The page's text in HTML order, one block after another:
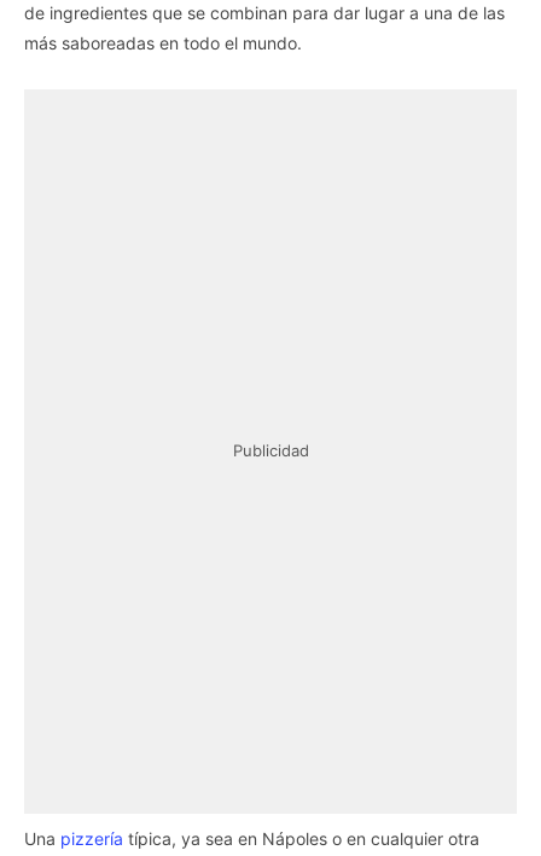
de ingredientes que se combinan para dar lugar a una de las
más saboreadas en todo el mundo.
Publicidad
Una pizzería típica, ya sea en Nápoles o en cualquier otra